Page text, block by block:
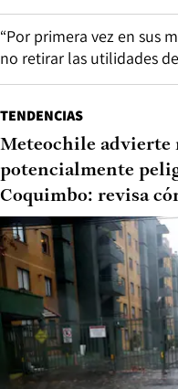
“Por primera vez en sus
no retirar las utilidades
TENDENCIAS
Meteochile advierte
potencialmente
Coquimbo: revisa